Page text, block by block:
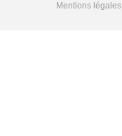
Mentions légales